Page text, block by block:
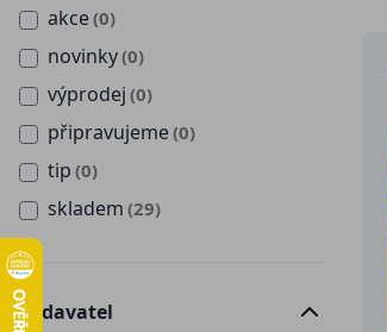
akce(0)
novinky(0)
výprodej (0)
připravujeme(0)
tip (0)
skladem (29)
Vydavatel